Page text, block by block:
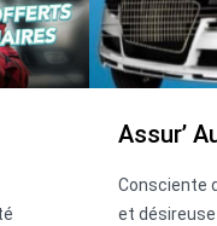
Assur’
Consciente
et